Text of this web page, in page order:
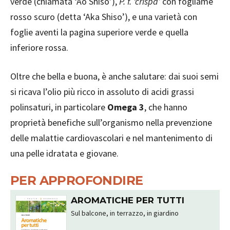
rosso scuro (detta ‘Aka Shiso’), e una varietà con
foglie aventi la pagina superiore verde e quella
inferiore rossa.
Oltre che bella e buona, è anche salutare: dai suoi semi
si ricava l’olio più ricco in assoluto di acidi grassi
polinsaturi, in particolare Omega 3, che hanno
proprietà benefiche sull’organismo nella prevenzione
delle malattie cardiovascolari e nel mantenimento di
una pelle idratata e giovane.
PER APPROFONDIRE
AROMATICHE PER TUTTI
Sul balcone, in terrazzo, in giardino